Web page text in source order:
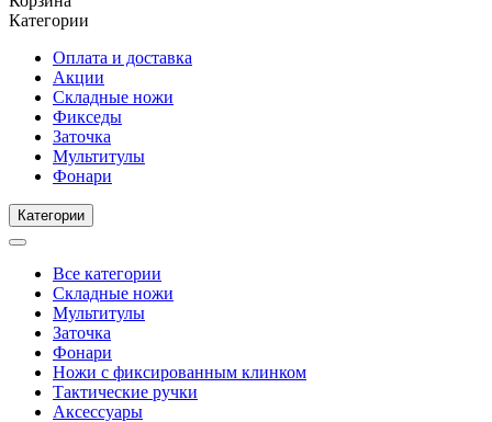
Категории
Оплата и доставка
Акции
Складные ножи
Фикседы
Заточка
Мультитулы
Фонари
Категории
Все категории
Складные ножи
Мультитулы
Заточка
Фонари
Ножи с фиксированным клинком
Тактические ручки
Аксессуары